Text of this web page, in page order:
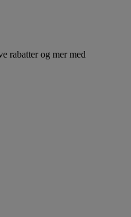
rabatter og mer med